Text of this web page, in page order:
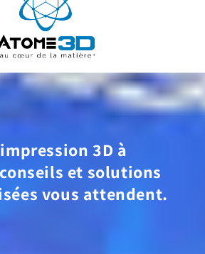
3D à
et solutions
vous attendent.